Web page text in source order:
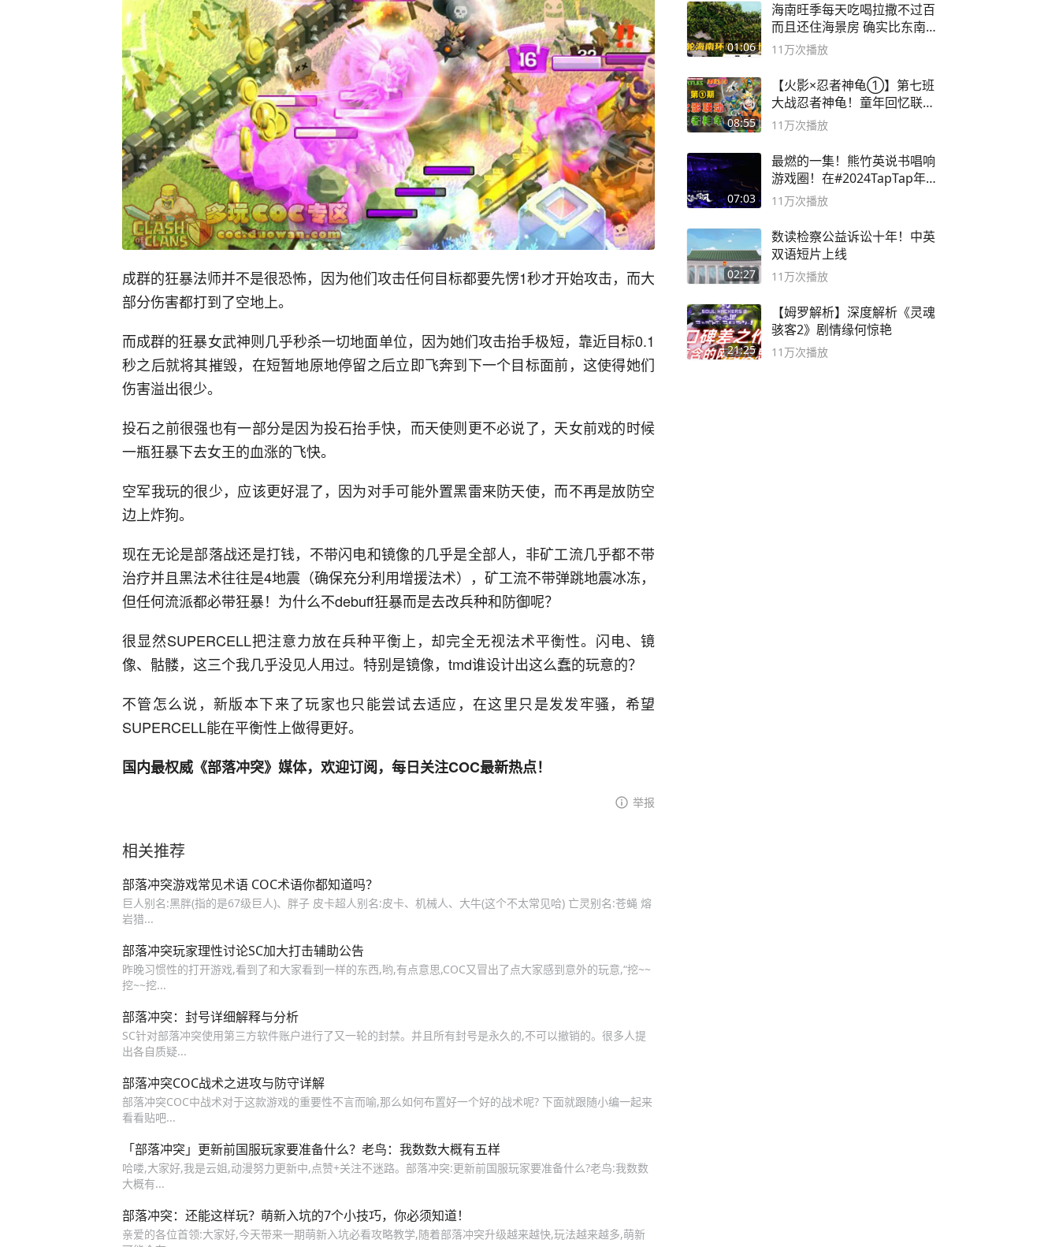
成群的狂暴法师并不是很恐怖，因为他们攻击任何目标都要先愣1秒才开始攻击，而大
部分伤害都打到了空地上。
而成群的狂暴女武神则几乎秒杀一切地面单位，因为她们攻击抬手极短，靠近目标0.1
秒之后就将其摧毁，在短暂地原地停留之后立即飞奔到下一个目标面前，这使得她们
伤害溢出很少。
投石之前很强也有一部分是因为投石抬手快，而天使则更不必说了，天女前戏的时候
一瓶狂暴下去女王的血涨的飞快。
空军我玩的很少，应该更好混了，因为对手可能外置黑雷来防天使，而不再是放防空
边上炸狗。
现在无论是部落战还是打钱，不带闪电和镜像的几乎是全部人，非矿工流几乎都不带
治疗并且黑法术往往是4地震（确保充分利用增援法术），矿工流不带弹跳地震冰冻，
但任何流派都必带狂暴！为什么不debuff狂暴而是去改兵种和防御呢？
很显然SUPERCELL把注意力放在兵种平衡上，却完全无视法术平衡性。闪电、镜
像、骷髅，这三个我几乎没见人用过。特别是镜像，tmd谁设计出这么蠢的玩意的？
不管怎么说，新版本下来了玩家也只能尝试去适应，在这里只是发发牢骚，希望
SUPERCELL能在平衡性上做得更好。
国内最权威《部落冲突》媒体，欢迎订阅，每日关注COC最新热点！
举报
相关推荐
部落冲突游戏常见术语 COC术语你都知道吗？
巨人别名:黑胖(指的是67级巨人)、胖子 皮卡超人别名:皮卡、机械人、大牛(这个不太常见哈) 亡灵别名:苍蝇 熔
岩猎...
部落冲突玩家理性讨论SC加大打击辅助公告
昨晚习惯性的打开游戏,看到了和大家看到一样的东西,哟,有点意思,COC又冒出了点大家感到意外的玩意,“挖~~
挖~~挖...
部落冲突：封号详细解释与分析
SC针对部落冲突使用第三方软件账户进行了又一轮的封禁。并且所有封号是永久的,不可以撤销的。很多人提
出各自质疑...
部落冲突COC战术之进攻与防守详解
部落冲突COC中战术对于这款游戏的重要性不言而喻,那么如何布置好一个好的战术呢? 下面就跟随小编一起来
看看贴吧...
「部落冲突」更新前国服玩家要准备什么？老鸟：我数数大概有五样
哈喽,大家好,我是云姐,动漫努力更新中,点赞+关注不迷路。部落冲突:更新前国服玩家要准备什么?老鸟:我数数
大概有...
部落冲突：还能这样玩？萌新入坑的7个小技巧，你必须知道！
亲爱的各位首领:大家好,今天带来一期萌新入坑必看攻略教学,随着部落冲突升级越来越快,玩法越来越多,萌新
01:06
海南旺季每天吃喝拉撒不过百
而且还住海景房 确实比东南
亚合适
11万次播放
08:55
【火影×忍者神龟①】第七班
大战忍者神龟！童年回忆联动
论武？
11万次播放
07:03
最燃的一集！熊竹英说书唱响
游戏圈！在#2024TapTap年
度游戏大赏
11万次播放
02:27
数读检察公益诉讼十年！中英
双语短片上线
11万次播放
21:25
【姆罗解析】深度解析《灵魂
骇客2》剧情缘何惊艳
11万次播放